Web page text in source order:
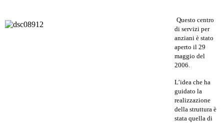
Questo centro
di servizi per
anziani è stato
aperto il 29
maggio del
2006.
L’idea che ha
guidato la
realizzazione
della struttura è
stata quella di